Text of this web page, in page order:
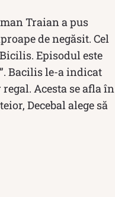
Traian a pus
de negăsit. Cel
Episodul este
Bacilis le-a indicat
Acesta se afla în
Decebal alege să